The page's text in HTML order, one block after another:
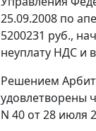
25.09.2008 по
5200231 руб.,
неуплату НДС и
Решением
удовлетворены
N 40 от 28 июля